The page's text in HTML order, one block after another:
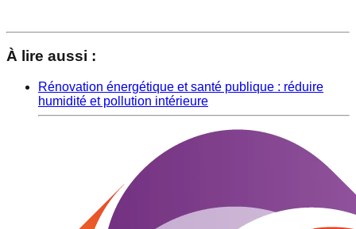
À lire aussi :
Rénovation énergétique et santé publique : réduire
humidité et pollution intérieure